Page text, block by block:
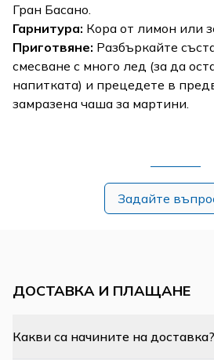
Гран Басано.
Гарнитура: Кора от лимон или
Приготвяне: Разбъркайте
смесване с много лед (за да
напитката) и прецедете в
замразена чаша за мартини.
Задайте
ДОСТАВКА И ПЛАЩАНЕ
Какви са начините на доставка?